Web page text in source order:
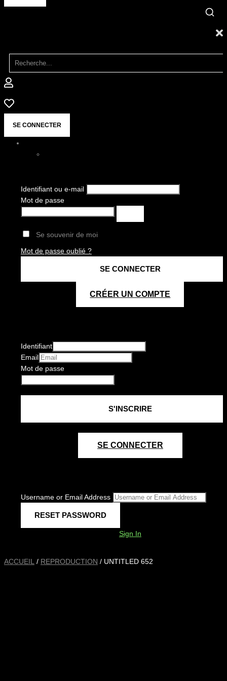
SE CONNECTER
Identifiant ou e-mail
Mot de passe
Se souvenir de moi
Mot de passe oublié ?
CRÉER UN COMPTE
Identifiant
Email
Mot de passe
SE CONNECTER
Username or Email Address
Sign In
ACCUEIL / REPRODUCTION / UNTITLED 652